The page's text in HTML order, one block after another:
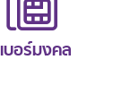
เบอร์มงคล